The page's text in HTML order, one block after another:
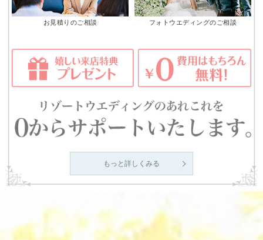
お見積りのご相談 フォトウエディングのご相談
もっと詳しくみる